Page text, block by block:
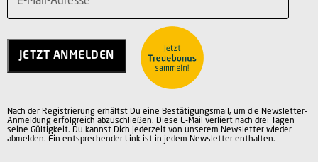
Über uns
Jobs
AGB
Impressum
Service
Kontakt
Vertrag widerrufen
JETZT ANMELDEN
Nach der Registrierung erhältst Du eine Bestätigungsmail, um die Newsletter-
Anmeldung erfolgreich abzuschließen. Diese E-Mail verliert nach drei Tagen
seine Gültigkeit. Du kannst Dich jederzeit von unserem Newsletter wieder
abmelden. Ein entsprechender Link ist in jedem Newsletter enthalten.